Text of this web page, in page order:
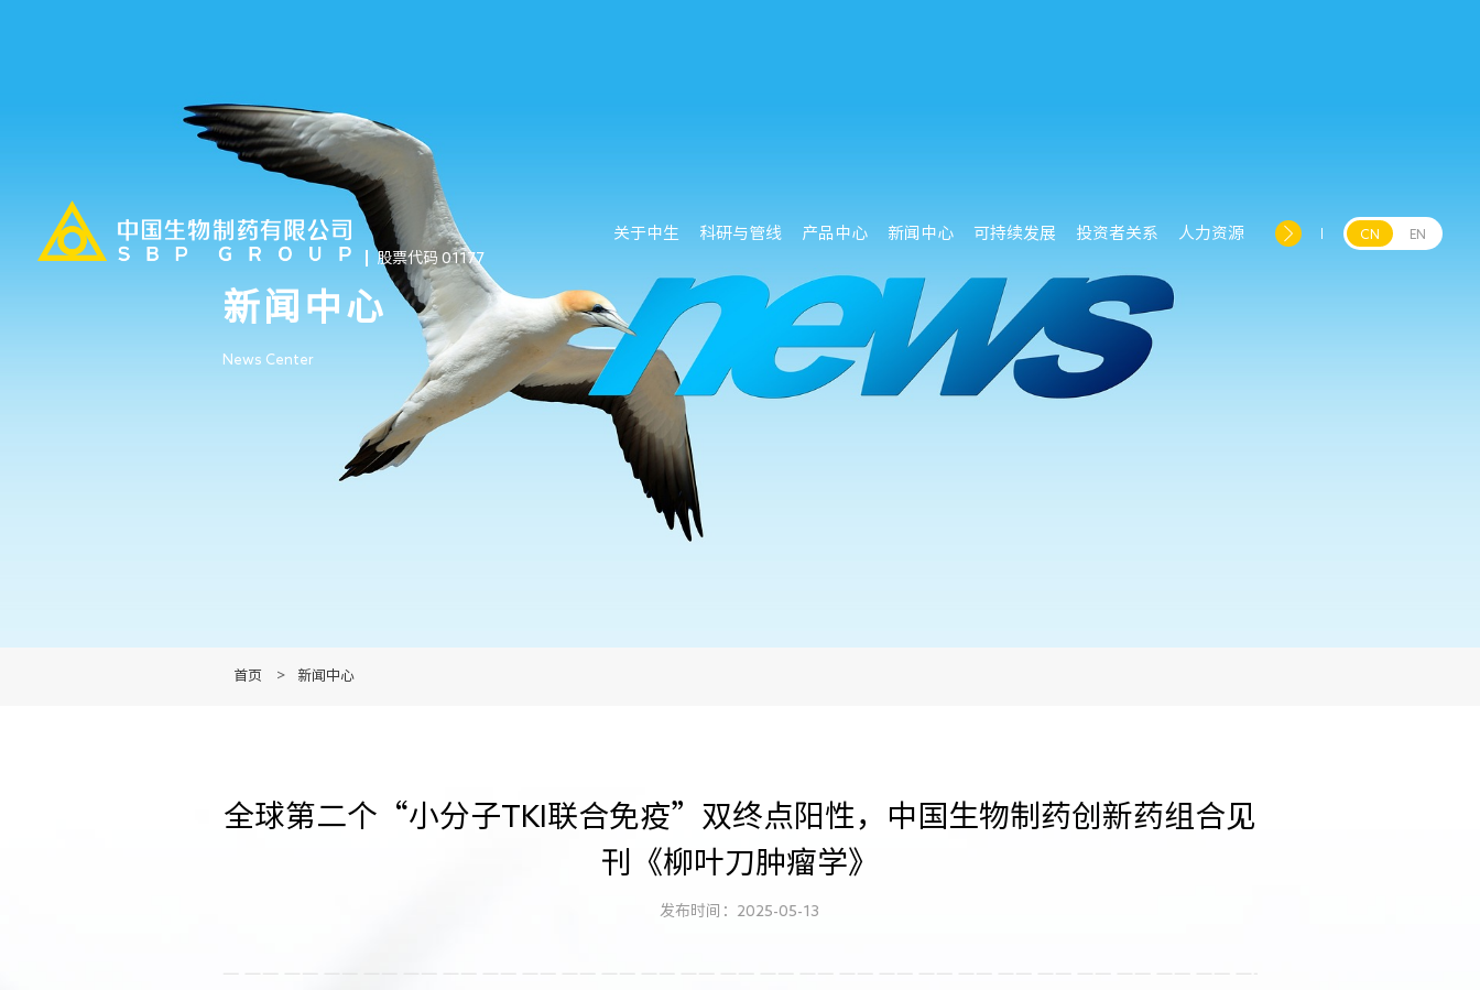
股票代码 01177
关于中生 科研与管线 产品中心 新闻中心 可持续发展 投资者关系 人力资源 CN EN
新闻中心
News Center
首页 > 新闻中心
全球第二个“小分子TKI联合免疫”双终点阳性，中国生物制药创新药组合见
刊《柳叶刀肿瘤学》
发布时间：2025-05-13